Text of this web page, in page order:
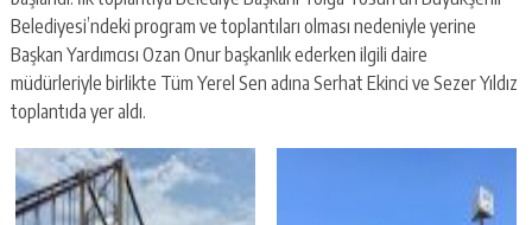
Belediyesi’ndeki program ve toplantıları olması nedeniyle yerine
Başkan Yardımcısı Ozan Onur başkanlık ederken ilgili daire
müdürleriyle birlikte Tüm Yerel Sen adına Serhat Ekinci ve Sezer Yıldız
toplantıda yer aldı.